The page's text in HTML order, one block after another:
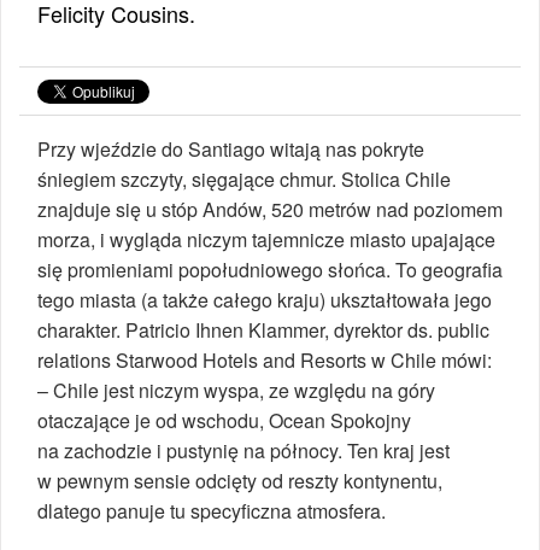
Felicity Cousins.
Przy wjeździe do Santiago witają nas pokryte
śniegiem szczyty, sięgające chmur. Stolica Chile
znajduje się u stóp Andów, 520 metrów nad poziomem
morza, i wygląda niczym tajemnicze miasto upajające
się promieniami popołudniowego słońca. To geografia
tego miasta (a także całego kraju) ukształtowała jego
charakter. Patricio Ihnen Klammer, dyrektor ds. public
relations Starwood Hotels and Resorts w Chile mówi:
– Chile jest niczym wyspa, ze względu na góry
otaczające je od wschodu, Ocean Spokojny
na zachodzie i pustynię na północy. Ten kraj jest
w pewnym sensie odcięty od reszty kontynentu,
dlatego panuje tu specyficzna atmosfera.